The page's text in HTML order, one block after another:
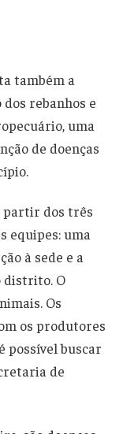
também a
rebanhos e
uma
de doenças
partir dos três
equipes: uma
à sede e a
distrito. O
Os
os produtores
possível buscar
de